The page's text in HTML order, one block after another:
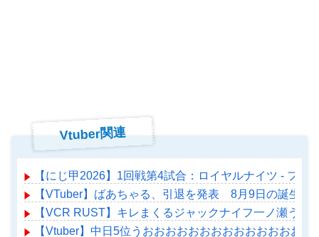
Vtuber関連
【にじ甲2026】1回戦第4試合：ロイヤルナイツ - フ
【VTuber】ばあちゃる、引退を発表 8月9日の誕生日
【VCR RUST】キレまくるジャックナイフ一ノ瀬うる
【Vtuber】中日5位うおおおおおおおおおおおおおおお